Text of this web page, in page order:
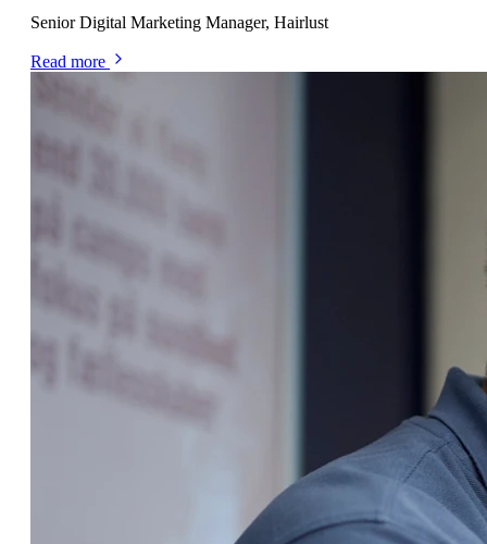
Senior Digital Marketing Manager, Hairlust
Read more